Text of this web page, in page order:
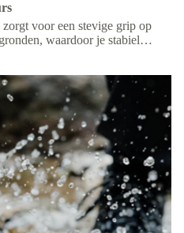
voor een stevige grip op
waardoor je stabiel